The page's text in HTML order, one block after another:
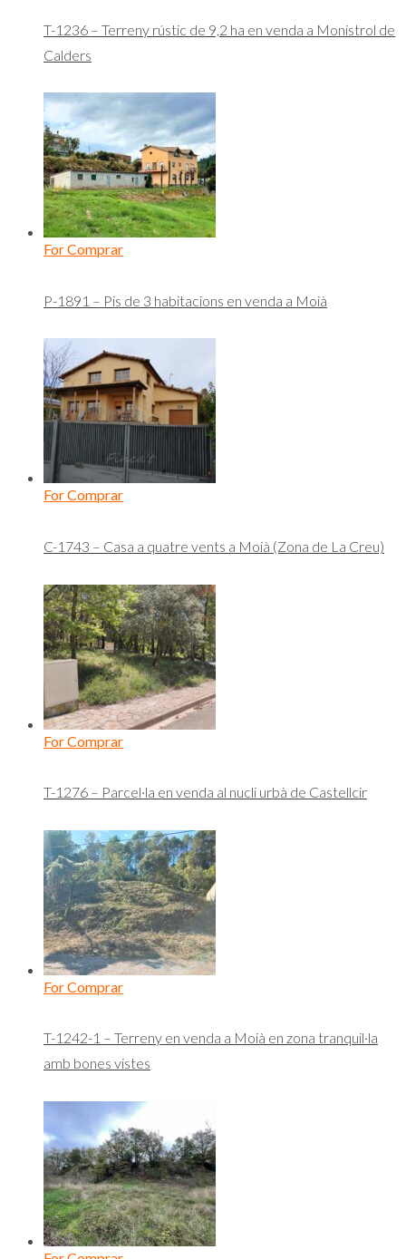
T-1236 – Terreny rústic de 9,2 ha en venda a Monistrol de
Calders
For Comprar
P-1891 – Pis de 3 habitacions en venda a Moià
For Comprar
C-1743 – Casa a quatre vents a Moià (Zona de La Creu)
For Comprar
T-1276 – Parcel·la en venda al nucli urbà de Castellcir
For Comprar
T-1242-1 – Terreny en venda a Moià en zona tranquil·la
amb bones vistes